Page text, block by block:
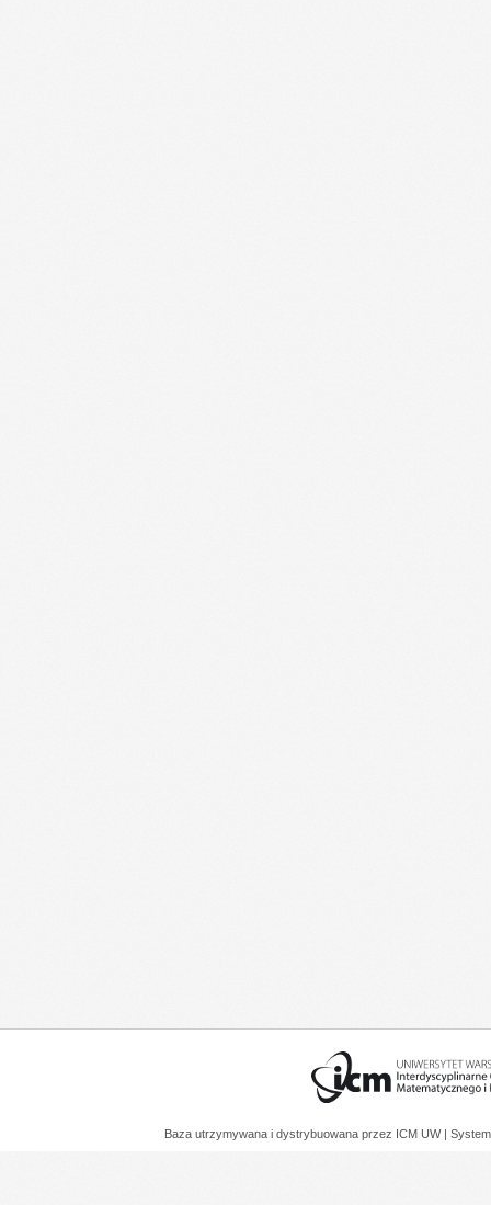
Baza utrzymywana i dystrybuowana przez ICM UW |